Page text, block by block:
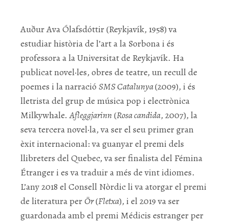
Auður Ava Ólafsdóttir (Reykjavík, 1958) va
estudiar història de l’art a la Sorbona i és
professora a la Universitat de Reykjavík. Ha
publicat novel·les, obres de teatre, un recull de
poemes i la narració SMS Catalunya(2009), i és
lletrista del grup de música pop i electrònica
Milkywhale.Afleggjarinn (Rosa candida, 2007), la
seva tercera novel·la, va ser el seu primer gran
èxit internacional: va guanyar el premi dels
llibreters del Quebec, va ser finalista del Fémina
Étranger i es va traduir a més de vint idiomes.
L’any 2018 el Consell Nòrdic li va atorgar el premi
de literatura perÖr(Fletxa), i el 2019 va ser
guardonada amb el premi Médicis estranger per